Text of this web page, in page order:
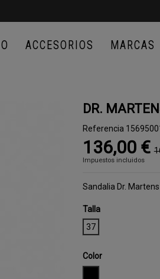
ACCESORIOS MARCAS
DR.
Referencia
136,00 €
Impuestos incluidos
Sandalia Dr.
Talla
37
Color